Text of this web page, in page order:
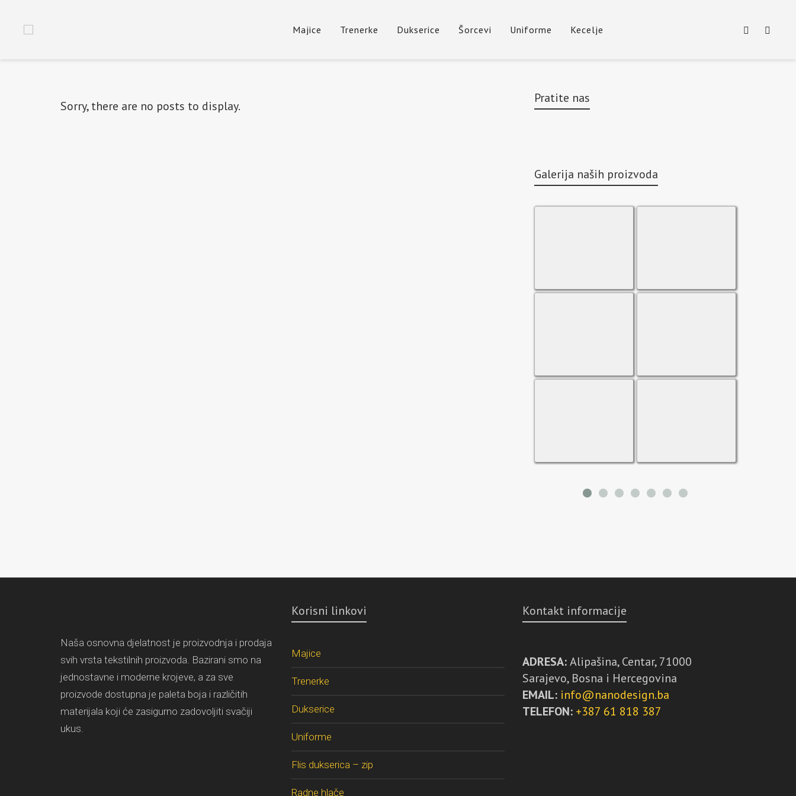
Majice Trenerke Dukserice Šorcevi Uniforme Kecelje
Sorry, there are no posts to display.
Pratite nas
Galerija naših proizvoda
Naša osnovna djelatnost je proizvodnja i prodaja
svih vrsta tekstilnih proizvoda. Bazirani smo na
jednostavne i moderne krojeve, a za sve
proizvode dostupna je paleta boja i različitih
materijala koji će zasigurno zadovoljiti svačiji
ukus.
Korisni linkovi
Majice
Trenerke
Dukserice
Uniforme
Flis dukserica – zip
Radne hlače
Kontakt informacije
ADRESA:Alipašina, Centar, 71000
Sarajevo, Bosna i Hercegovina
EMAIL: info@nanodesign.ba
TELEFON: +387 61 818 387